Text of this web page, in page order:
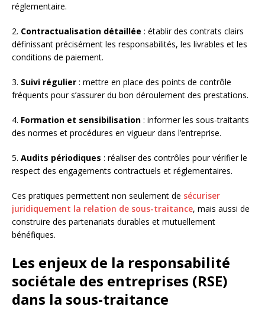
réglementaire.
2. Contractualisation détaillée : établir des contrats clairs
définissant précisément les responsabilités, les livrables et les
conditions de paiement.
3. Suivi régulier : mettre en place des points de contrôle
fréquents pour s’assurer du bon déroulement des prestations.
4. Formation et sensibilisation : informer les sous-traitants
des normes et procédures en vigueur dans l’entreprise.
5. Audits périodiques : réaliser des contrôles pour vérifier le
respect des engagements contractuels et réglementaires.
Ces pratiques permettent non seulement de sécuriser
juridiquement la relation de sous-traitance, mais aussi de
construire des partenariats durables et mutuellement
bénéfiques.
Les enjeux de la responsabilité
sociétale des entreprises (RSE)
dans la sous-traitance